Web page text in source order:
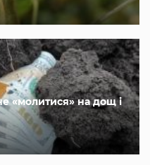
«молитися» на дощ і